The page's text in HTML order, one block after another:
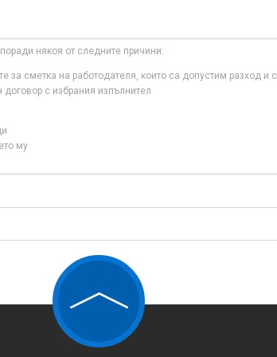
някоя от следните причини:
сметка на работодателя, които са допустим разход и
с избрания изпълнител
му